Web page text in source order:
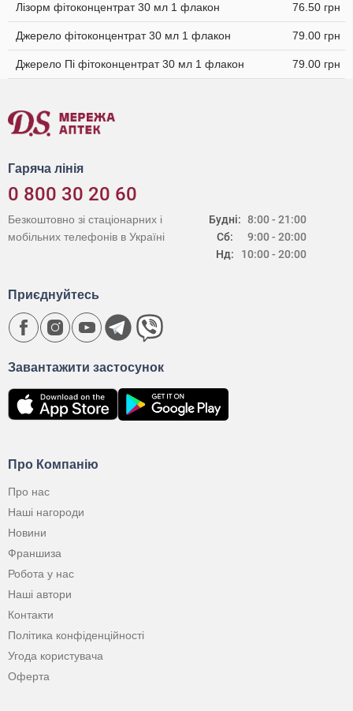
Лізорм фітоконцентрат 30 мл 1 флакон 76.50 грн
Джерело фітоконцентрат 30 мл 1 флакон 79.00 грн
Джерело Пі фітоконцентрат 30 мл 1 флакон 79.00 грн
Гаряча лінія
0 800 30 20 60
Будні:
Сб:
Нд:
8:00 - 21:00
9:00 - 20:00
10:00 - 20:00
Безкоштовно зі стаціонарних і
мобільних телефонів в Україні
Про Компанію
Про нас
Наші нагороди
Новини
Франшиза
Робота у нас
Наші автори
Контакти
Політика конфіденційності
Угода користувача
Оферта
Завантажити застосунок
Приєднуйтесь